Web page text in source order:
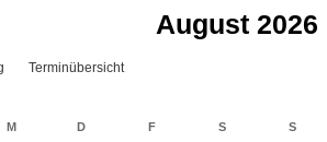
August 2026
Terminübersicht
M D F S S